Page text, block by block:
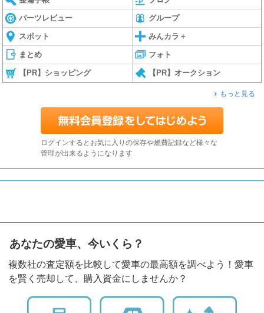
パーツレビュー グループ
スポット みんカラ＋
まとめ フォト
【PR】ショッピング 【PR】オークション
もっと見る
ログインするとお気に入りの保存や燃費記録など様々な
管理が出来るようになります
あなたの愛車、今いくら？
複数社の査定額を比較して愛車の最高額を調べよう！愛車
を賢く売却して、購入資金にしませんか？